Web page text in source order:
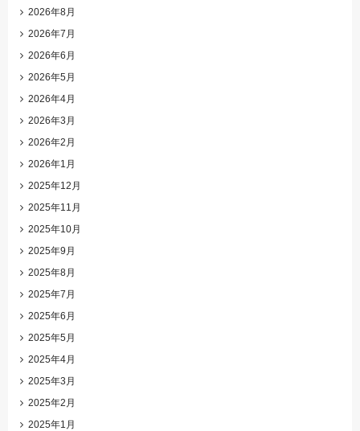
2026年8月
2026年7月
2026年6月
2026年5月
2026年4月
2026年3月
2026年2月
2026年1月
2025年12月
2025年11月
2025年10月
2025年9月
2025年8月
2025年7月
2025年6月
2025年5月
2025年4月
2025年3月
2025年2月
2025年1月